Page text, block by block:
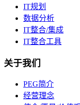
IT规划
数据分析
IT整合/集成
IT整合工具
关于我们
PEG简介
经营理念